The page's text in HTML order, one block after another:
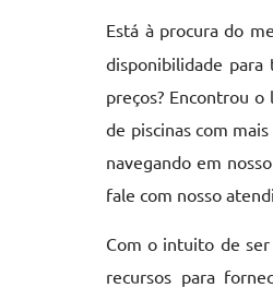
Está à procura do
disponibilidade para
preços? Encontrou
de piscinas com
navegando em
fale com nosso
Com o intuito de ser
recursos para